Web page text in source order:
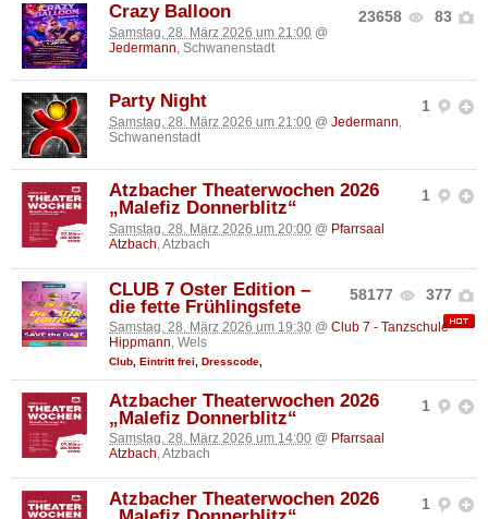
23658 83
Crazy Balloon
Samstag, 28. März 2026 um 21:00 @
Jedermann , Schwanenstadt
1
Party Night
Samstag, 28. März 2026 um 21:00 @ Jedermann
Schwanenstadt
1
Atzbacher Theaterwochen 2026
„Malefiz Donnerblitz“
Samstag, 28. März 2026 um 20:00 @ Pfarrsaal
Atzbach , Atzbach
58177 377
CLUB 7 Oster Edition –
die fette Frühlingsfete
Samstag, 28. März 2026 um 19:30 @ Club 7 - Tanzschule
Hippmann, Wels
Club Eintritt frei Dresscode
1
Atzbacher Theaterwochen 2026
„Malefiz Donnerblitz“
Samstag, 28. März 2026 um 14:00 @ Pfarrsaal
Atzbach, Atzbach
1
Atzbacher Theaterwochen 2026